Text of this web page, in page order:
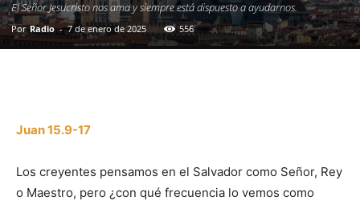
El Señor Jesucristo nos ama y siempre está dispuesto a ayudarnos.
Por Radio - 7 de enero de 2025 556
Juan 15.9-17
Los creyentes pensamos en el Salvador como Señor, Rey
o Maestro, pero ¿con qué frecuencia lo vemos como